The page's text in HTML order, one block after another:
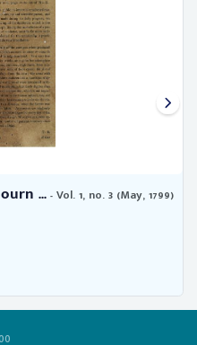
...- Vol. 1, no. 3 (May, 1799)